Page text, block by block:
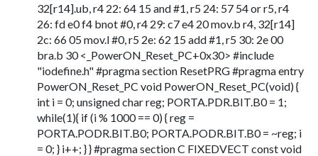
32[r14].ub, r4 22: 64 15 and #1, r5 24: 57 54 or r5, r4
26: fd e0 f4 bnot #0, r4 29: c7 e4 20 mov.b r4, 32[r14]
2c: 66 05 mov.l #0, r5 2e: 62 15 add #1, r5 30: 2e 00
bra.b 30 <_PowerON_Reset_PC+0x30> #include
"iodefine.h" #pragma section ResetPRG #pragma entry
PowerON_Reset_PC void PowerON_Reset_PC(void) {
int i = 0; unsigned char reg; PORTA.PDR.BIT.B0 = 1;
while(1){ if (i % 1000 == 0) { reg =
PORTA.PODR.BIT.B0; PORTA.PODR.BIT.B0 = ~reg; i
= 0; } i++; } } #pragma section C FIXEDVECT const void